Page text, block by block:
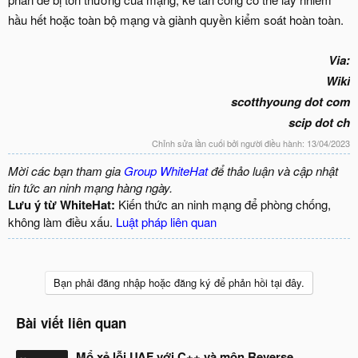
hầu hết hoặc toàn bộ mạng và giành quyền kiểm soát hoàn toàn.
Via:
Wiki
scotthyoung dot com
scip dot ch
Chỉnh sửa lần cuối bởi người điều hành: 13/04/2023
Mời các bạn tham gia Group WhiteHatđể thảo luận và cập nhật
tin tức an ninh mạng hàng ngày.
Lưu ý từ WhiteHat: Kiến thức an ninh mạng để phòng chống,
không làm điều xấu. Luật pháp liên quan
Bạn phải đăng nhập hoặc đăng ký để phản hồi tại đây.
Bài viết liên quan